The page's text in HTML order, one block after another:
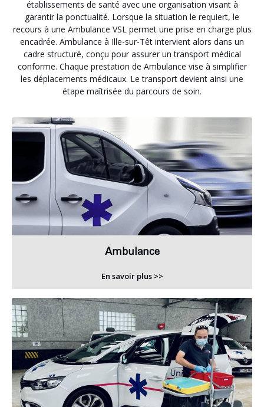
établissements de santé avec une organisation visant à
garantir la ponctualité. Lorsque la situation le requiert, le
recours à une Ambulance VSL permet une prise en charge plus
encadrée. Ambulance à Ille-sur-Têt intervient alors dans un
cadre structuré, conçu pour assurer un transport médical
conforme. Chaque prestation de Ambulance vise à simplifier
les déplacements médicaux. Le transport devient ainsi une
étape maîtrisée du parcours de soin.
Ambulance
En savoir plus >>